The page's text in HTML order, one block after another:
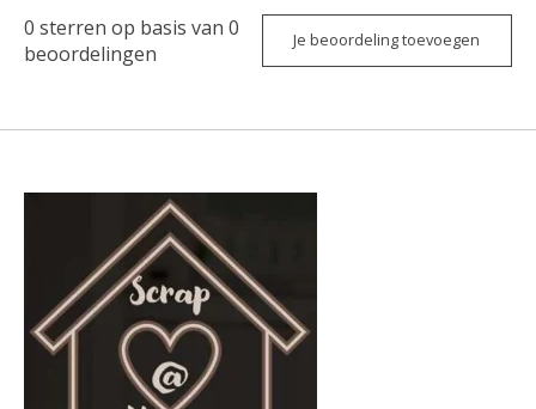
0 sterren op basis van 0
beoordelingen
Je beoordeling toevoegen